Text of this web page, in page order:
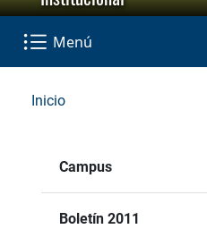
Menú
Inicio
Campus
Boletín 2011